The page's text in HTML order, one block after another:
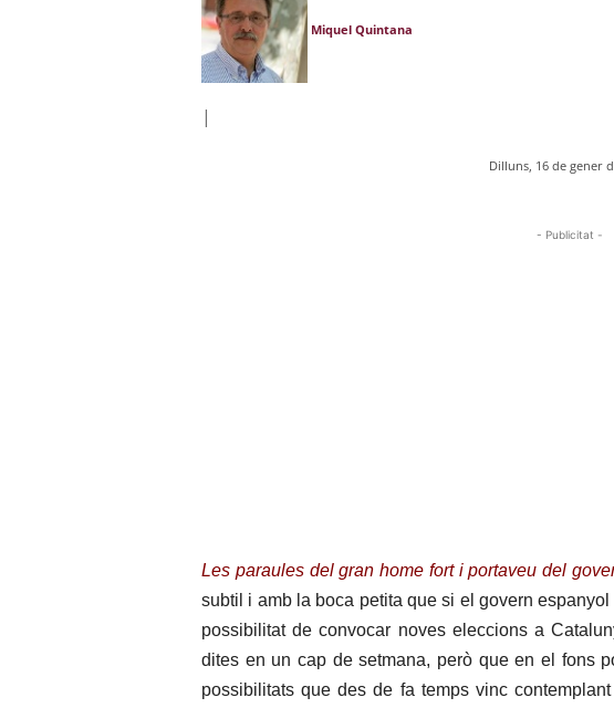
Miquel Quintana
|
Dilluns, 16 de gener
- Publicitat -
Les paraules del gran home fort i portaveu del
subtil i amb la boca petita que si el govern
possibilitat de convocar noves eleccions a
dites en un cap de setmana, però que en el fons
possibilitats que des de fa temps vinc